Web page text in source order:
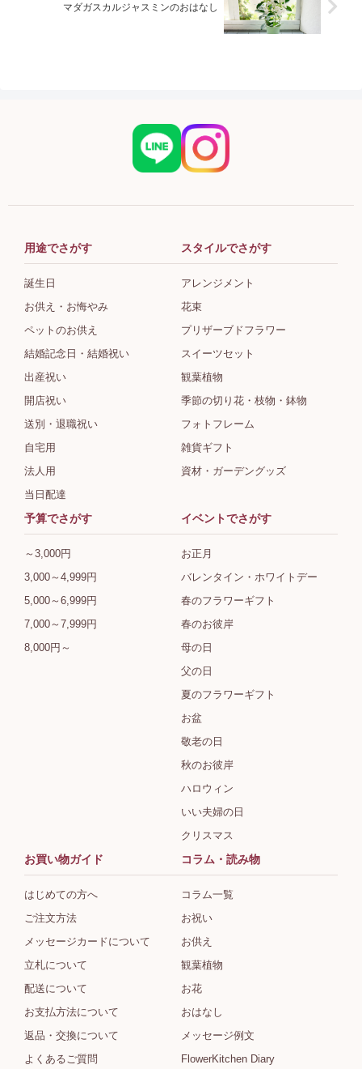
マダガスカルジャスミンのおはなし
用途でさがす
誕生日
お供え・お悔やみ
ペットのお供え
結婚記念日・結婚祝い
出産祝い
開店祝い
送別・退職祝い
自宅用
法人用
当日配達
スタイルでさがす
アレンジメント
花束
プリザーブドフラワー
スイーツセット
観葉植物
季節の切り花・枝物・鉢物
フォトフレーム
雑貨ギフト
資材・ガーデングッズ
予算でさがす
～3,000円
3,000～4,999円
5,000～6,999円
7,000～7,999円
8,000円～
イベントでさがす
お正月
バレンタイン・ホワイトデー
春のフラワーギフト
春のお彼岸
母の日
父の日
夏のフラワーギフト
お盆
敬老の日
秋のお彼岸
ハロウィン
いい夫婦の日
クリスマス
お買い物ガイド
はじめての方へ
ご注文方法
メッセージカードについて
立札について
配送について
お支払方法について
返品・交換について
よくあるご質問
コラム・読み物
コラム一覧
お祝い
お供え
観葉植物
お花
おはなし
メッセージ例文
FlowerKitchen Diary